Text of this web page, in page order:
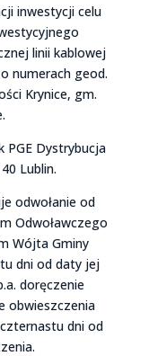
inwestycji celu
linii kablowej
numerach geod.
Krynice, gm.
PGE Dystrybucja
Lublin.
odwołanie od
Odwoławczego
Wójta Gminy
dni od daty jej
doręczenie
obwieszczenia
dni od